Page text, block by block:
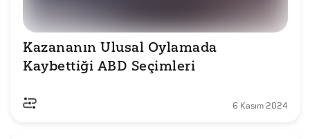
Kazananın Ulusal Oylamada
Kaybettiği ABD Seçimleri
6 Kasım 2024